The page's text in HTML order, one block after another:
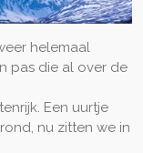
helemaal
pas die al over de
Een uurtje
nu zitten we in